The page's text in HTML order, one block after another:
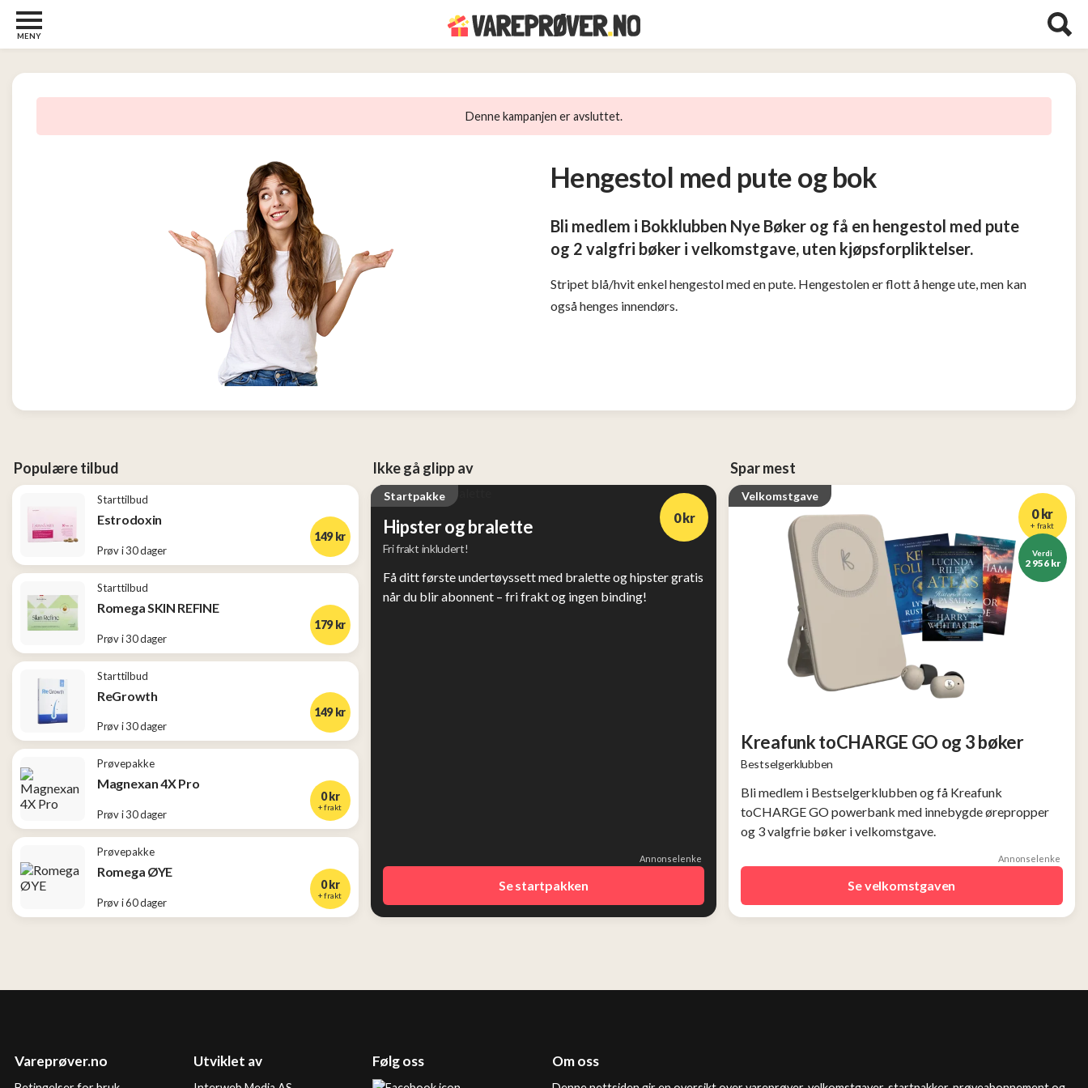
MENY
Denne kampanjen er avsluttet.
Hengestol med pute og bok
Bli medlem i Bokklubben Nye Bøker og få en hengestol med pute
og 2 valgfri bøker i velkomstgave, uten kjøpsforpliktelser.
Stripet blå/hvit enkel hengestol med en pute. Hengestolen er flott å henge ute, men kan
også henges innendørs.
Populære tilbud
Starttilbud
Estrodoxin
Prøv i 30 dager
149 kr
Starttilbud
Romega SKIN REFINE
Prøv i 30 dager
179 kr
Starttilbud
ReGrowth
Prøv i 30 dager
149 kr
Prøvepakke
Magnexan 4X Pro
Prøv i 30 dager
0 kr
+ frakt
Prøvepakke
Romega ØYE
Prøv i 60 dager
0 kr
+ frakt
Ikke gå glipp av
Startpakke
Hipster og bralette
Fri frakt inkludert!
0 kr
Få ditt første undertøyssett med bralette og hipster gratis
når du blir abonnent – fri frakt og ingen binding!
Annonselenke
Se startpakken
Spar mest
Verdi
2 956 kr
Velkomstgave
Kreafunk toCHARGE GO og 3 bøker
Bestselgerklubben
0 kr
+ frakt
Bli medlem i Bestselgerklubben og få Kreafunk
toCHARGE GO powerbank med innebygde ørepropper
og 3 valgfrie bøker i velkomstgave.
Annonselenke
Se velkomstgaven
22
Barberhøvler
Bøker
13
tilbud
Nye
Vareprøver.no Utviklet av Følg oss Om oss